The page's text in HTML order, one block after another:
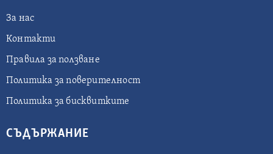
За нас
Контакти
Правила за ползване
Политика за поверителност
Политика за бисквитките
СЪДЪРЖАНИЕ